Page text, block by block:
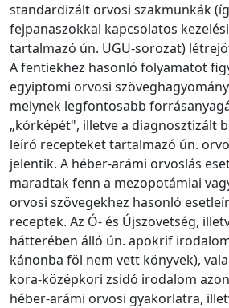
standardizált orvosi szakmunkák
fejpanaszokkal kapcsolatos
tartalmazó ún. UGU-sorozat)
A fentiekhez hasonló folyamatot
egyiptomi orvosi
melynek legfontosabb
„kórképét", illetve a diagnosztizált
leíró recepteket tartalmazó ún.
jelentik. A héber-arámi orvoslás
maradtak fenn a mezopotámiai
orvosi szövegekhez hasonló
receptek. Az Ó- és Újszövetség,
hátterében álló ún. apokrif
kánonba föl nem vett könyvek),
kora-középkori zsidó irodalom
héber-arámi orvosi gyakorlatra,